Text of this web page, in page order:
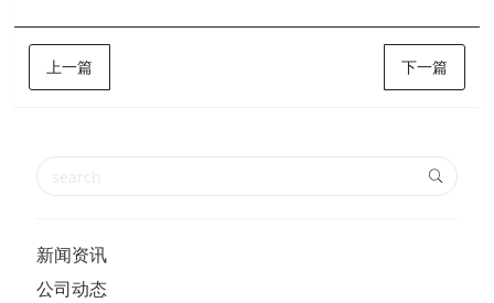
上一篇 下一篇
新闻资讯
公司动态